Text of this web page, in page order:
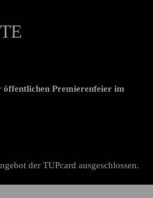
Premierenfeier im
der TUPcard ausgeschlossen.